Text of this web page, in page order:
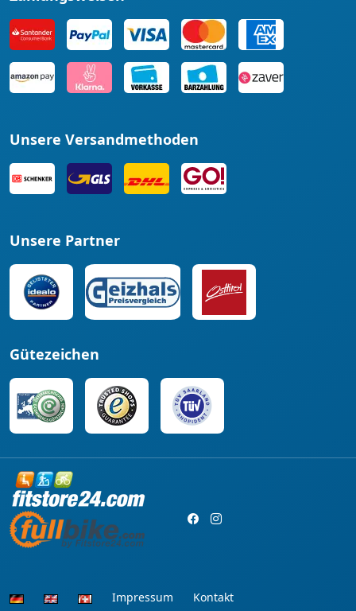
Unsere Versandmethoden
Unsere Partner
Gütezeichen
Impressum
Kontakt